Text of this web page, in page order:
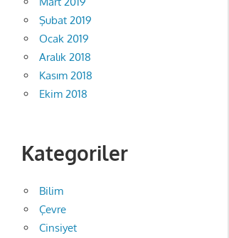
Şubat 2019
Ocak 2019
Aralık 2018
Kasım 2018
Ekim 2018
Kategoriler
Bilim
Çevre
Cinsiyet